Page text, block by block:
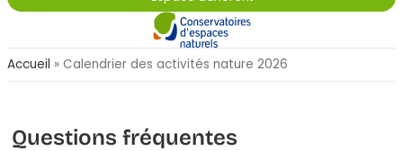
Accueil » Calendrier des activités nature 2026
Questions fréquentes